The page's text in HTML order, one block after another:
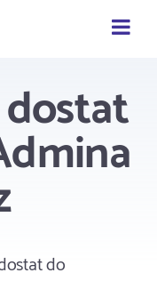
do